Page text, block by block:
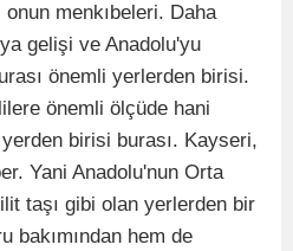
menkıbeleri. Daha
gelişi ve Anadolu'yu
önemli yerlerden birisi.
önemli ölçüde hani
birisi burası. Kayseri,
Yani Anadolu'nun Orta
taşı gibi olan yerlerden bir
bakımından hem de